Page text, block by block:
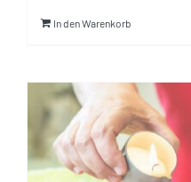
In den Warenkorb